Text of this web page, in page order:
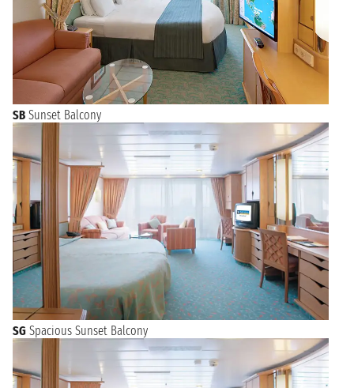
SB Sunset Balcony
SG Spacious Sunset Balcony